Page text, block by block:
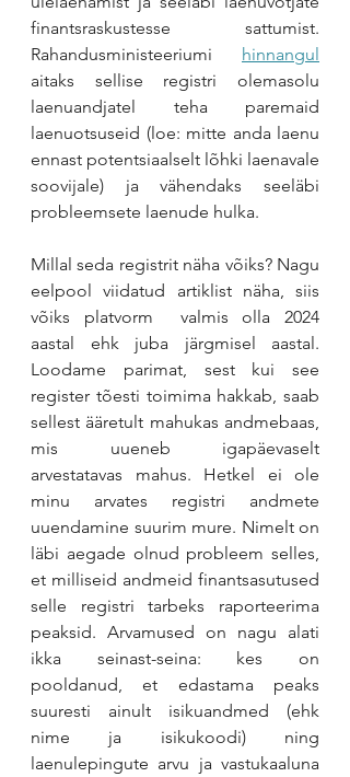
finantsraskustesse sattumist.
Rahandusministeeriumi hinnangul
aitaks sellise registri olemasolu
laenuandjatel teha paremaid
laenuotsuseid (loe: mitte anda laenu
ennast potentsiaalselt lõhki laenavale
soovijale) ja vähendaks seeläbi
probleemsete laenude hulka.
Millal seda registrit näha võiks? Nagu
eelpool viidatud artiklist näha, siis
võiks platvorm  valmis olla 2024
aastal ehk juba järgmisel aastal.
Loodame parimat, sest kui see
register tõesti toimima hakkab, saab
sellest ääretult mahukas andmebaas,
mis uueneb igapäevaselt
arvestatavas mahus. Hetkel ei ole
minu arvates registri andmete
uuendamine suurim mure. Nimelt on
läbi aegade olnud probleem selles,
et milliseid andmeid finantsasutused
selle registri tarbeks raporteerima
peaksid. Arvamused on nagu alati
ikka seinast-seina: kes on
pooldanud, et edastama peaks
suuresti ainult isikuandmed (ehk
nime ja isikukoodi) ning
laenulepingute arvu ja vastukaaluna